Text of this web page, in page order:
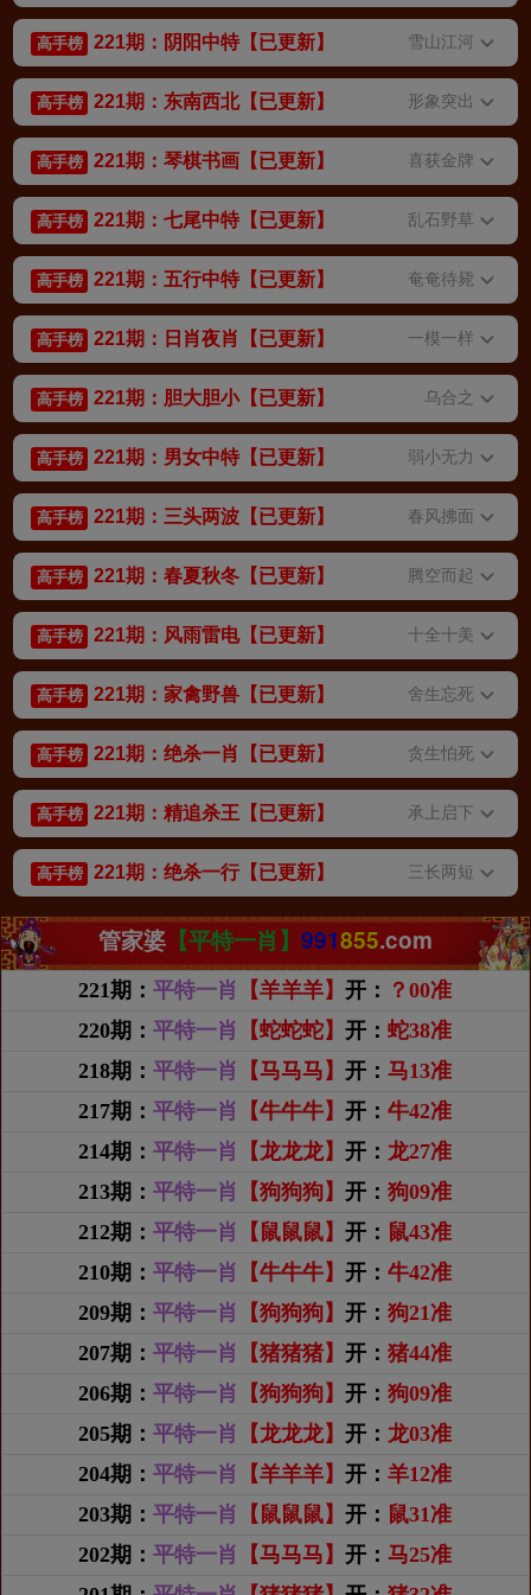
高手榜 221期：阴阳中特【已更新】 雪山江河
高手榜 221期：东南西北【已更新】 形象突出
高手榜 221期：琴棋书画【已更新】 喜获金牌
高手榜 221期：七尾中特【已更新】 乱石野草
高手榜 221期：五行中特【已更新】 奄奄待毙
高手榜 221期：日肖夜肖【已更新】 一模一样
高手榜 221期：胆大胆小【已更新】 乌合之
高手榜 221期：男女中特【已更新】 弱小无力
高手榜 221期：三头两波【已更新】 春风拂面
高手榜 221期：春夏秋冬【已更新】 腾空而起
高手榜 221期：风雨雷电【已更新】 十全十美
高手榜 221期：家禽野兽【已更新】 舍生忘死
高手榜 221期：绝杀一肖【已更新】 贪生怕死
高手榜 221期：精追杀王【已更新】 承上启下
高手榜 221期：绝杀一行【已更新】 三长两短
管家婆 【平特一肖】 991855.com
221期： 平特一肖 【羊羊羊】 开： ？00准
220期： 平特一肖 【蛇蛇蛇】 开： 蛇38准
218期： 平特一肖 【马马马】 开： 马13准
217期： 平特一肖 【牛牛牛】 开： 牛42准
214期： 平特一肖 【龙龙龙】 开： 龙27准
213期： 平特一肖 【狗狗狗】 开： 狗09准
212期： 平特一肖 【鼠鼠鼠】 开： 鼠43准
210期： 平特一肖 【牛牛牛】 开： 牛42准
209期： 平特一肖 【狗狗狗】 开： 狗21准
207期： 平特一肖 【猪猪猪】 开： 猪44准
206期： 平特一肖 【狗狗狗】 开： 狗09准
205期： 平特一肖 【龙龙龙】 开： 龙03准
204期： 平特一肖 【羊羊羊】 开： 羊12准
203期： 平特一肖 【鼠鼠鼠】 开： 鼠31准
202期： 平特一肖 【马马马】 开： 马25准